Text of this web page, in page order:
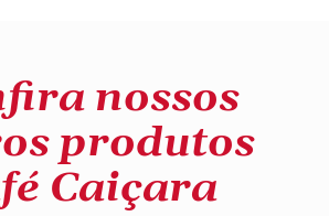
nossos
produtos
Caiçara